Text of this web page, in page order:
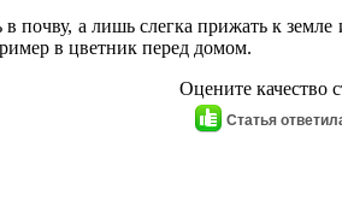
почву, а лишь слегка прижать к
в цветник перед домом.
Оцените качество
Статья